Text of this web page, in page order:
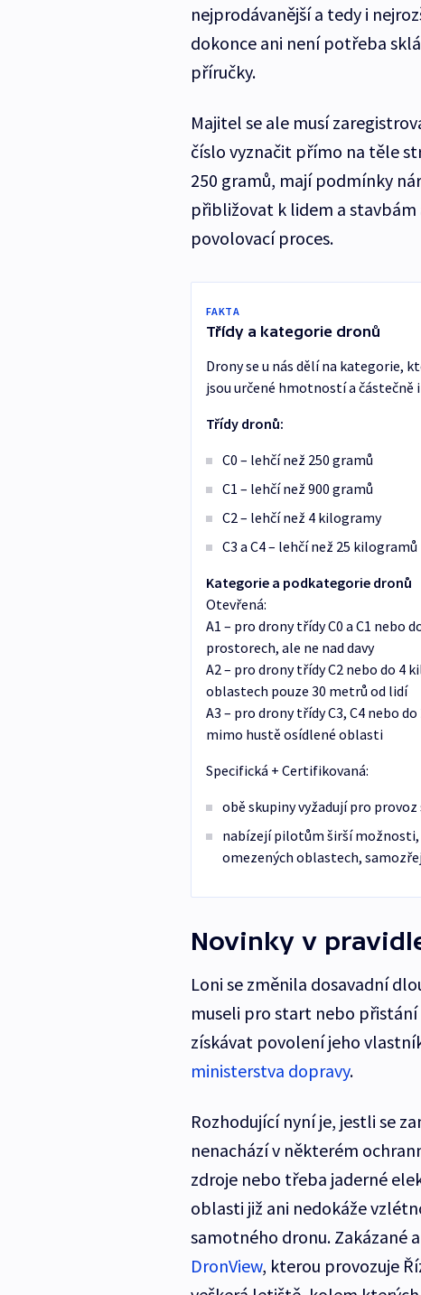
nejprodávanější a tedy i
dokonce ani není potřeba
příručky.
Majitel se ale musí
číslo vyznačit přímo na těle
250 gramů, mají podmínky
přibližovat k lidem a stavbám
povolovací proces.
FAKTA
Třídy a kategorie dronů
Drony se u nás dělí na kategorie,
jsou určené hmotností a
Třídy dronů:
C0 – lehčí než 250 gramů
C1 – lehčí než 900 gramů
C2 – lehčí než 4 kilogramy
C3 a C4 – lehčí než 25 kilogramů
Kategorie a podkategorie dronů
Otevřená:
A1 – pro drony třídy C0 a C1 nebo
prostorech, ale ne nad davy
A2 – pro drony třídy C2 nebo do 4
oblastech pouze 30 metrů od lidí
A3 – pro drony třídy C3, C4 nebo
mimo hustě osídlené oblasti
Specifická + Certifikovaná:
obě skupiny vyžadují pro
nabízejí pilotům širší
omezených oblastech,
Novinky v
Loni se změnila dosavadní
museli pro start nebo
získávat povolení jeho
ministerstva dopravy.
Rozhodující nyní je, jestli se
nenachází v některém
zdroje nebo třeba jaderné
oblasti již ani nedokáže
samotného dronu. Zakázané
DronView, kterou provozuje